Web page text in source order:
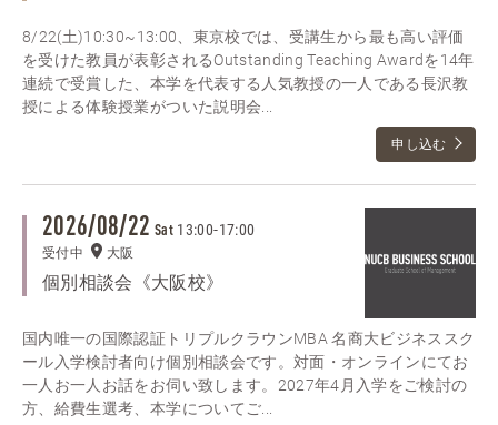
8/22(土)10:30~13:00、東京校では、受講生から最も高い評価
を受けた教員が表彰されるOutstanding Teaching Awardを14年
連続で受賞した、本学を代表する人気教授の一人である長沢教
授による体験授業がついた説明会...
申し込む
2026/08/22 Sat 13:00-17:00
受付中 大阪
個別相談会《大阪校》
国内唯一の国際認証トリプルクラウンMBA 名商大ビジネススク
ール入学検討者向け個別相談会です。対面・オンラインにてお
一人お一人お話をお伺い致します。2027年4月入学をご検討の
方、給費生選考、本学についてご...